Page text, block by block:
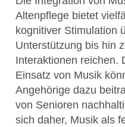
Altenpflege bietet
kognitiver Stimulation
Unterstützung bis hin
Interaktionen reichen.
Einsatz von Musik
Angehörige dazu
von Senioren
sich daher, Musik als